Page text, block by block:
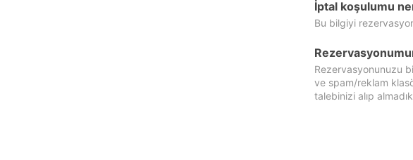
İptal koşulumu
Bu bilgiyi
Rezervasyonunuzu
ve spam/reklam
talebinizi alıp